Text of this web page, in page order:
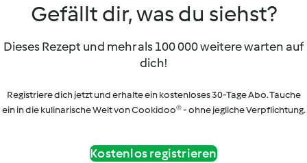
Gefällt dir, was du siehst?
Dieses Rezept und mehr als 100 000 weitere warten auf
dich!
Registriere dich jetzt und erhalte ein kostenloses 30-Tage Abo. Tauche
ein in die kulinarische Welt von Cookidoo® - ohne jegliche Verpflichtung.
Kostenlos registrieren